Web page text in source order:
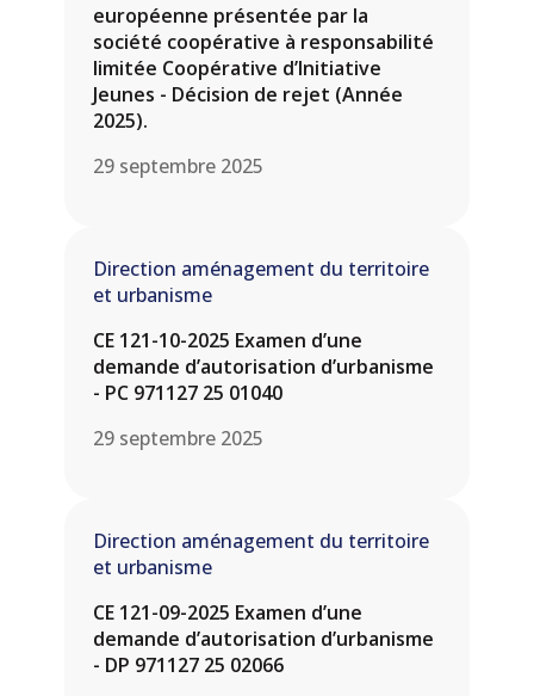
européenne présentée par la
société coopérative à responsabilité
limitée Coopérative d’Initiative
Jeunes - Décision de rejet (Année
2025).
29 septembre 2025
Direction aménagement du territoire
et urbanisme
CE 121-10-2025 Examen d’une
demande d’autorisation d’urbanisme
- PC 971127 25 01040
29 septembre 2025
Direction aménagement du territoire
et urbanisme
CE 121-09-2025 Examen d’une
demande d’autorisation d’urbanisme
- DP 971127 25 02066